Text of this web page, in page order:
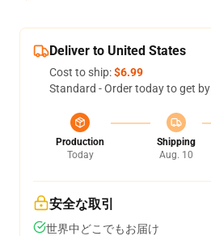
Deliver to United States
Cost to ship:$6.99
Standard - Order today to get by
Production
Today
Shipping
Aug. 10
安全な取引
世界中どこでもお届け